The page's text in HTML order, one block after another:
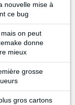
nouvelle mise à
ce bug
on peut
donne
mieux
grosse
gros cartons